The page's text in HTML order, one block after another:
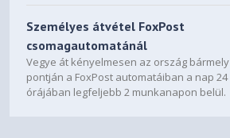
Személyes átvétel FoxPost
csomagautomatánál
Vegye át kényelmesen az ország bármely
pontján a FoxPost automatáiban a nap 24
órájában legfeljebb 2 munkanapon belül.